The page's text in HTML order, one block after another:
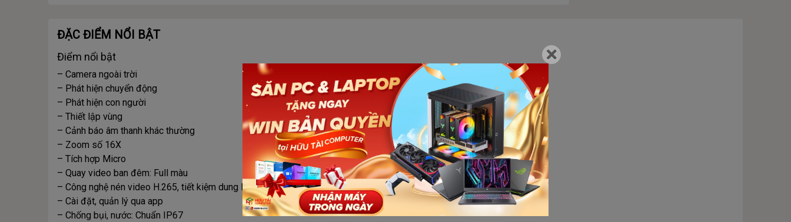
ĐẶC ĐIỂM NỔI BẬT
Điểm nổi bật
– Camera ngoài trời
– Phát hiện chuyển động
– Phát hiện con người
– Thiết lập vùng
– Cảnh báo âm thanh khác thường
– Zoom số 16X
– Tích hợp Micro
– Quay video ban đêm: Full màu
– Công nghệ nén video H.265, tiết kiệm dung lượng bộ nhớ
– Cài đặt, quản lý qua app
– Chống bụi, nước: Chuẩn IP67